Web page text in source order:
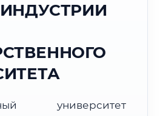
Душанбе:☀️
день:13 ч. 57 мин.
Республика Таджикистан
университет